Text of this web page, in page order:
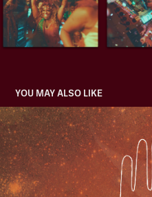
YOU MAY ALSO LIKE